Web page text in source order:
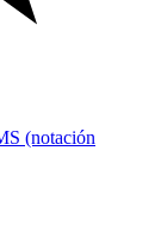
(notación